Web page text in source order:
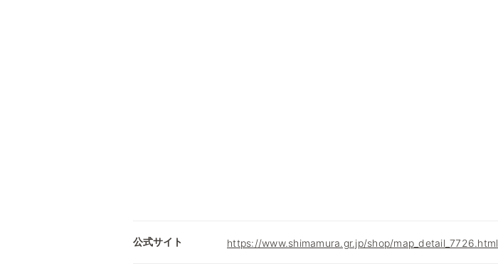
公式サイト https://www.shimamura.gr.jp/shop/map_detail_7726.html